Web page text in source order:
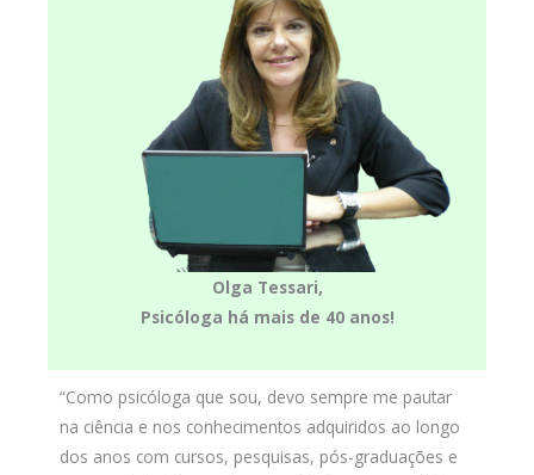
Olga Tessari,
Psicóloga há mais de 40 anos!
“Como psicóloga que sou, devo sempre me pautar
na ciência e nos conhecimentos adquiridos ao longo
dos anos com cursos, pesquisas, pós-graduações e